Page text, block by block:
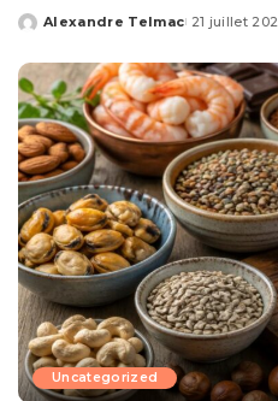
Posted
Alexandre Telmac 21 juillet
Uncategorized